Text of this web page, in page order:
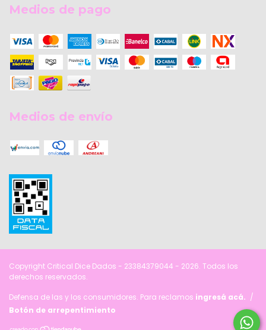
Medios de pago
Medios de envío
Copyright Critical Dice Dados - 23384379044 - 2026. Todos los
derechos reservados.
Defensa de las y los consumidores. Para reclamos ingresá acá. /
Botón de arrepentimiento